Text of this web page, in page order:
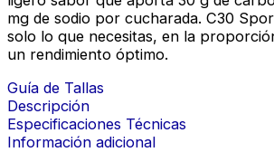
mg de sodio por cucharada. C30
solo lo que necesitas, en la
un rendimiento óptimo.
Guía de Tallas
Descripción
Especificaciones Técnicas
Información adicional